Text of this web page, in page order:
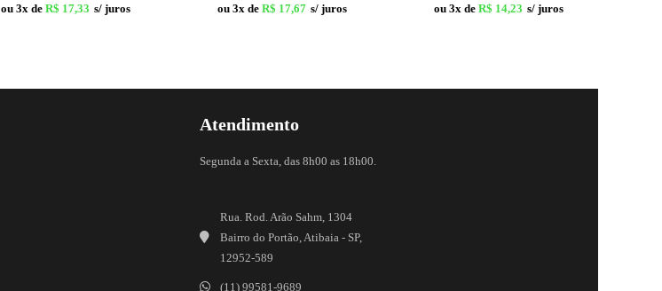
ou 3x de R$ 17,33 s/ juros ou 3x de R$ 17,67 s/ juros ou 3x de R$ 14,23 s/ juros
Atendimento
Segunda a Sexta, das 8h00 as 18h00.
Rua. Rod. Arão Sahm, 1304
Bairro do Portão, Atibaia - SP,
12952-589
(11) 99581-9689